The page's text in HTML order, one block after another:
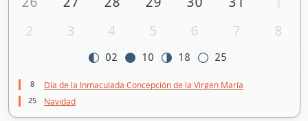
2
3 4 5 6 7 8
02 10 18 25
8 Día de la Inmaculada Concepción de la Virgen María
25 Navidad